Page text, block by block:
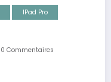
IPad Pro
0 Commentaires